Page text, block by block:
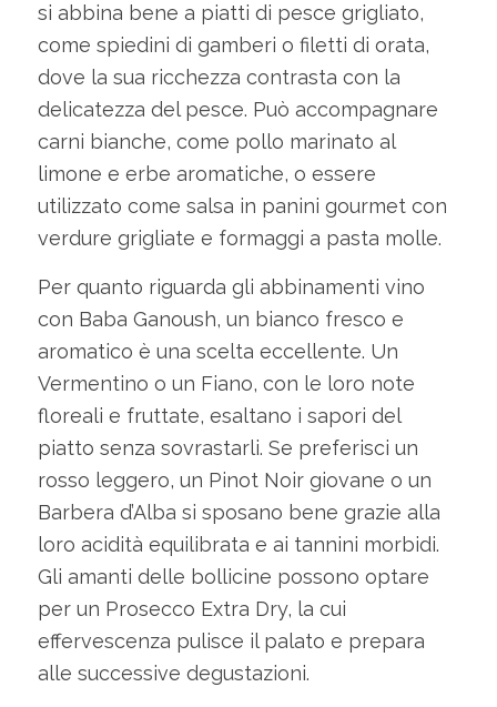
si abbina bene a piatti di pesce grigliato,
come spiedini di gamberi o filetti di orata,
dove la sua ricchezza contrasta con la
delicatezza del pesce. Può accompagnare
carni bianche, come pollo marinato al
limone e erbe aromatiche, o essere
utilizzato come salsa in panini gourmet con
verdure grigliate e formaggi a pasta molle.
Per quanto riguarda gli abbinamenti vino
con Baba Ganoush, un bianco fresco e
aromatico è una scelta eccellente. Un
Vermentino o un Fiano, con le loro note
floreali e fruttate, esaltano i sapori del
piatto senza sovrastarli. Se preferisci un
rosso leggero, un Pinot Noir giovane o un
Barbera d’Alba si sposano bene grazie alla
loro acidità equilibrata e ai tannini morbidi.
Gli amanti delle bollicine possono optare
per un Prosecco Extra Dry, la cui
effervescenza pulisce il palato e prepara
alle successive degustazioni.